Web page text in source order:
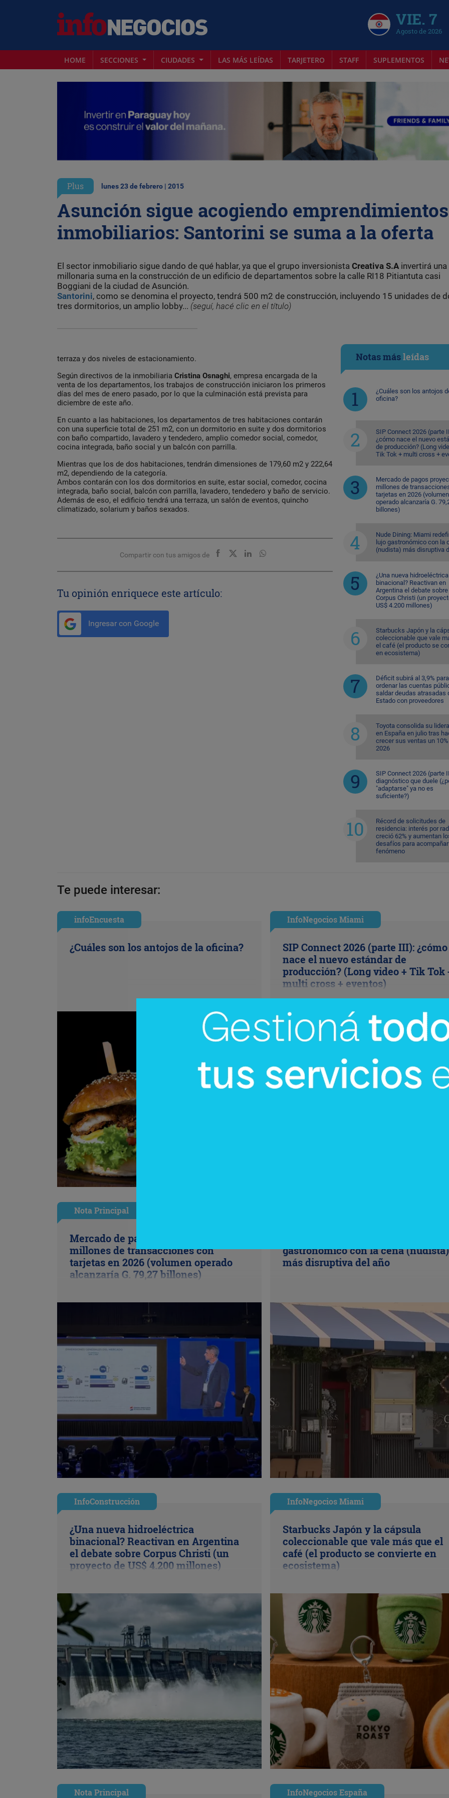
VIE. 7
Agosto de 2026
HOME SECCIONES CIUDADES LAS MÁS LEÍDAS TARJETERO STAFF SUPLEMENTOS
Plus lunes 23 de febrero | 2015
Asunción sigue acogiendo emprendimientos
inmobiliarios: Santorini se suma a la oferta
El sector inmobiliario sigue dando de qué hablar, ya que el grupo inversionista Creativa S.A invertirá una
millonaria suma en la construcción de un edificio de departamentos sobre la calle RI18 Pitiantuta casi
Boggiani de la ciudad de Asunción.
Santorini, como se denomina el proyecto, tendrá 500 m2 de construcción, incluyendo 15 unidades de
tres dormitorios, un amplio lobby... (seguí, hacé clic en el título)
terraza y dos niveles de estacionamiento.
Según directivos de la inmobiliaria Cristina Osnaghi, empresa encargada de la
venta de los departamentos, los trabajos de construcción iniciaron los primeros
días del mes de enero pasado, por lo que la culminación está prevista para
diciembre de este año.
En cuanto a las habitaciones, los departamentos de tres habitaciones contarán
con una superficie total de 251 m2, con un dormitorio en suite y dos dormitorios
con baño compartido, lavadero y tendedero, amplio comedor social, comedor,
cocina integrada, baño social y un balcón con parrilla.
Mientras que los de dos habitaciones, tendrán dimensiones de 179,60 m2 y 222,64
m2, dependiendo de la categoría.
Ambos contarán con los dos dormitorios en suite, estar social, comedor, cocina
integrada, baño social, balcón con parrilla, lavadero, tendedero y baño de servicio.
Además de eso, el edificio tendrá una terraza, un salón de eventos, quincho
climatizado, solarium y baños sexados.
Compartir con tus amigos de
Tu opinión enriquece este artículo:
Ingresar con Google
Notas másleídas
¿Cuáles son los antojos
oficina?
SIP Connect 2026 (parte
¿cómo nace el nuevo
de producción? (Long
Tik Tok + multi cross +
Mercado de pagos
millones de
tarjetas en 2026 (volumen
operado alcanzaría G.
billones)
Nude Dining: Miami
lujo gastronómico con la
(nudista) más disruptiva
¿Una nueva hidroeléctrica
binacional? Reactivan en
Argentina el debate sobre
Corpus Christi (un
US$ 4.200 millones)
Starbucks Japón y la
coleccionable que vale
el café (el producto se
en ecosistema)
Déficit subirá al 3,9% para
ordenar las cuentas
saldar deudas atrasadas
Estado con proveedores
Toyota consolida su
en España en julio tras
crecer sus ventas un
2026
SIP Connect 2026 (parte
diagnóstico que duele
"adaptarse" ya no es
suficiente?)
Récord de solicitudes de
residencia: interés por
creció 62% y aumentan
desafíos para
fenómeno
Te puede interesar:
infoEncuesta
¿Cuáles son los antojos de la oficina?
InfoNegocios Miami
SIP Connect 2026 (parte III): ¿cómo
nace el nuevo estándar de
producción? (Long video + Tik Tok
multi cross + eventos)
Nota Principal
Mercado de pagos proyecta 656
millones de transacciones con
tarjetas en 2026 (volumen operado
alcanzaría G. 79,27 billones)
gastronómico con la cena (nudista)
más disruptiva del año
InfoConstrucción
¿Una nueva hidroeléctrica
binacional? Reactivan en Argentina
el debate sobre Corpus Christi (un
proyecto de US$ 4.200 millones)
InfoNegocios Miami
Starbucks Japón y la cápsula
coleccionable que vale más que el
café (el producto se convierte en
ecosistema)
Nota Principal InfoNegocios España